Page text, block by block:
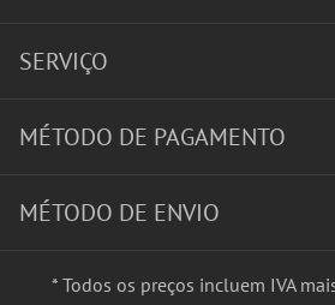
SERVIÇO
MÉTODO DE PAGAMENTO
MÉTODO DE ENVIO
* Todos os preços incluem IVA